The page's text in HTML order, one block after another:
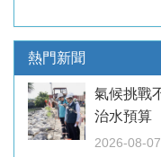
熱門新聞
氣候挑戰
治水預算
2026-08-